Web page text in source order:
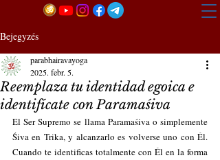
Bejegyzés
Reemplaza tu identidad egoica e
identifícate con Paramaśiva
parabhairavayoga
2025. febr. 5.
El Ser Supremo se llama Paramaśiva o simplemente
Śiva en Trika, y alcanzarlo es volverse uno con Él.
Cuando te identificas totalmente con Él en la forma